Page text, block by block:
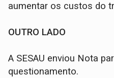
aumentar os custos do
OUTRO LADO
A SESAU enviou Nota
questionamento.